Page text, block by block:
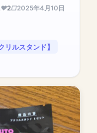
2 2025年4月10日
リルスタンド】